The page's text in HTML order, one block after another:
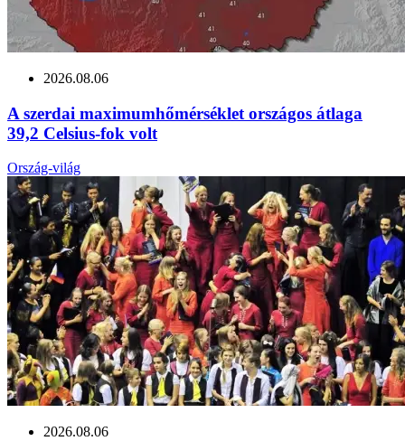
2026.08.06
A szerdai maximumhőmérséklet országos átlaga
39,2 Celsius-fok volt
Ország-világ
2026.08.06